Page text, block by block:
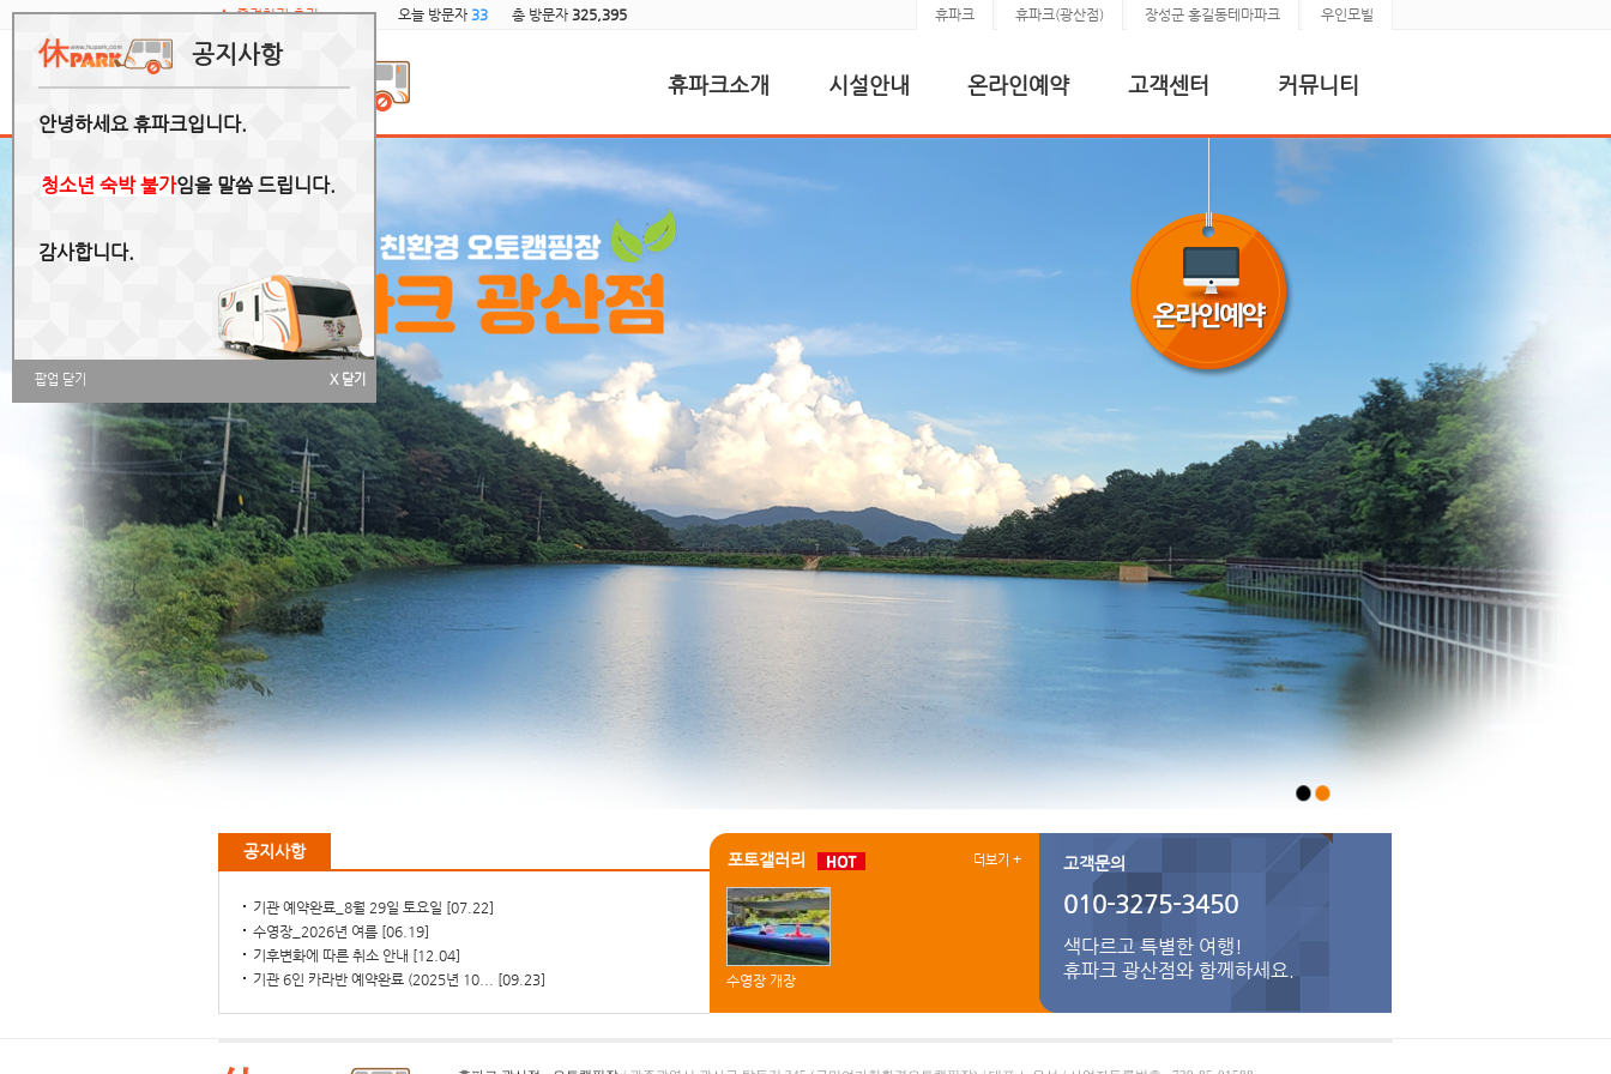
즐겨찾기 추가 휴파크 휴파크(광산점) 장성군 홍길동테마파크 우인모빌
오늘 방문자 33 총 방문자 325,395
휴파크소개 시설안내 온라인예약 고객센터 커뮤니티
공지사항
기관 예약완료_8월 29일 토요일 [07.22]
수영장_2026년 여름 [06.19]
기후변화에 따른 취소 안내 [12.04]
기관 6인 카라반 예약완료 (2025년 10...
[09.23]
포토갤러리 더보기 +
수영장 개장
고객문의
010-3275-3450
색다르고 특별한 여행!
휴파크 광산점와 함께하세요.
공지사항
안녕하세요 휴파크입니다.
청소년 숙박 불가임을 말씀 드립니다.
감사합니다.